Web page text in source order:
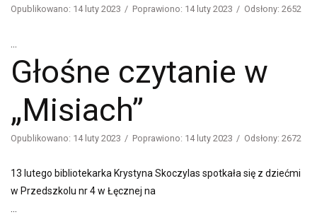
Opublikowano: 14 luty 2023 Poprawiono: 14 luty 2023 Odsłony: 2652
Głośne czytanie w
„Misiach”
Opublikowano: 14 luty 2023 Poprawiono: 14 luty 2023 Odsłony: 2672
13 lutego bibliotekarka Krystyna Skoczylas spotkała się z dziećmi
w Przedszkolu nr 4 w Łęcznej na